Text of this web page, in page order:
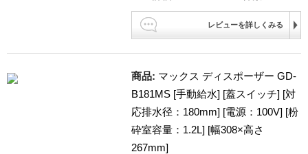
レビューを詳しくみる
商品: マックス ディスポーザー GD-
B181MS [手動給水] [蓋スイッチ] [対
応排水径：180mm] [電源：100V] [粉
砕室容量：1.2L] [幅308×高さ
267mm]